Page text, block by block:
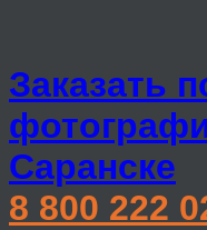
Заказать
Саранске
8 800 222